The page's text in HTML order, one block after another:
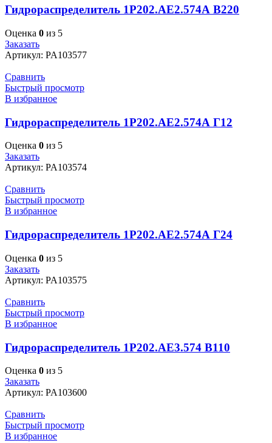
Гидрораспределитель 1Р202.АЕ2.574А В220
Оценка 0 из 5
Заказать
Артикул: PA103577
Сравнить
Быстрый просмотр
В избранное
Гидрораспределитель 1Р202.АЕ2.574А Г12
Оценка 0 из 5
Заказать
Артикул: PA103574
Сравнить
Быстрый просмотр
В избранное
Гидрораспределитель 1Р202.АЕ2.574А Г24
Оценка 0 из 5
Заказать
Артикул: PA103575
Сравнить
Быстрый просмотр
В избранное
Гидрораспределитель 1Р202.АЕ3.574 В110
Оценка 0 из 5
Заказать
Артикул: PA103600
Сравнить
Быстрый просмотр
В избранное